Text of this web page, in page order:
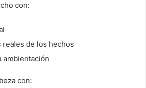
con:
reales de los hechos
ambientación
con: